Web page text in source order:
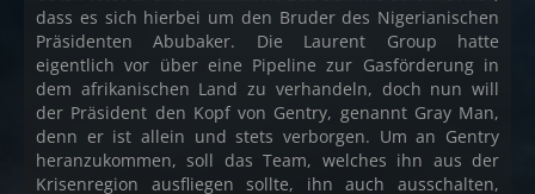
dass es sich hierbei um den Bruder des Nigerianischen
Präsidenten Abubaker. Die Laurent Group hatte
eigentlich vor über eine Pipeline zur Gasförderung in
dem afrikanischen Land zu verhandeln, doch nun will
der Präsident den Kopf von Gentry, genannt Gray Man,
denn er ist allein und stets verborgen. Um an Gentry
heranzukommen, soll das Team, welches ihn aus der
Krisenregion ausfliegen sollte, ihn auch ausschalten,